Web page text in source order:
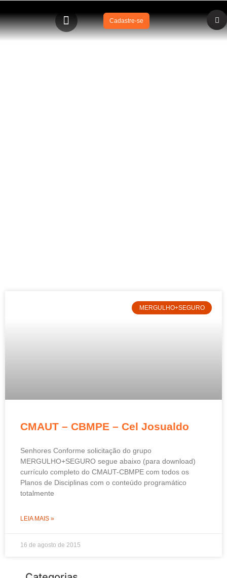
Cadastre-se
MERGULHO+SEGURO
CMAUT – CBMPE – Cel Josualdo
Senhores Conforme solicitação do grupo
MERGULHO+SEGURO segue abaixo (para download)
currículo completo do CMAUT-CBMPE com todos os
Planos de Disciplinas com o conteúdo programático
totalmente
LEIA MAIS »
16 de agosto de 2015